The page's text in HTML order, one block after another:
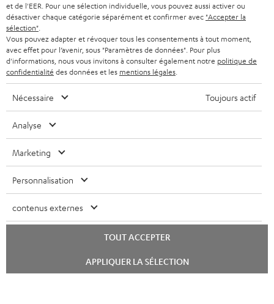
chat
et de l'EER. Pour une sélection individuelle, vous pouvez aussi activer ou
désactiver chaque catégorie séparément et confirmer avec "Accepter la
sélection"
Vous pouvez adapter et révoquer tous les consentements à tout moment,
avec effet pour l’avenir, sous "Paramètres de données". Pour plus
d'informations, nous vous invitons à consulter également notre politique de
confidentialité des données et les mentions légales
Nécessaire Toujours actif
Analyse
Marketing
Personnalisation
contenus externes
TOUT ACCEPTER
APPLIQUER LA SÉLECTION